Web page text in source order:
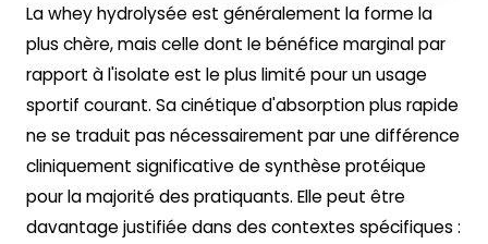
La whey hydrolysée est généralement la forme la
plus chère, mais celle dont le bénéfice marginal par
rapport à l'isolate est le plus limité pour un usage
sportif courant. Sa cinétique d'absorption plus rapide
ne se traduit pas nécessairement par une différence
cliniquement significative de synthèse protéique
pour la majorité des pratiquants. Elle peut être
davantage justifiée dans des contextes spécifiques :